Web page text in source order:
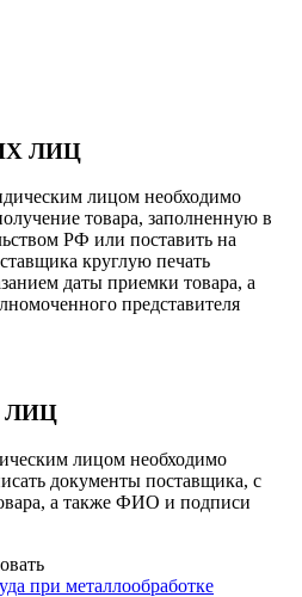
ЛИЦ
лицом необходимо
товара, заполненную в
РФ или поставить на
круглую печать
даты приемки товара, а
представителя
ЛИЦ
лицом необходимо
документы поставщика, с
а также ФИО и подписи
при металлообработке